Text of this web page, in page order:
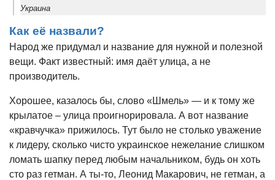
Украина
Как её назвали?
Народ же придумал и название для нужной и полезной
вещи. Факт известный: имя даёт улица, а не
производитель.
Хорошее, казалось бы, слово «Шмель» — и к тому же
крылатое – улица проигнорировала. А вот название
«кравчучка» прижилось. Тут было не столько уважение
к лидеру, сколько чисто украинское нежелание слишком
ломать шапку перед любым начальником, будь он хоть
сто раз гетман. А ты-то, Леонид Макарович, не гетман, а